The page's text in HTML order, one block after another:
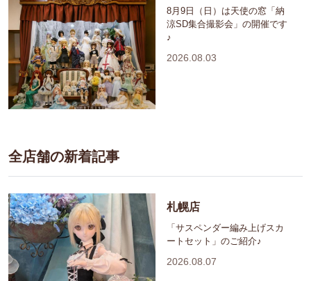
8月9日（日）は天使の窓「納
涼SD集合撮影会」の開催です
♪
2026.08.03
全店舗の新着記事
札幌店
「サスペンダー編み上げスカ
ートセット」のご紹介♪
2026.08.07